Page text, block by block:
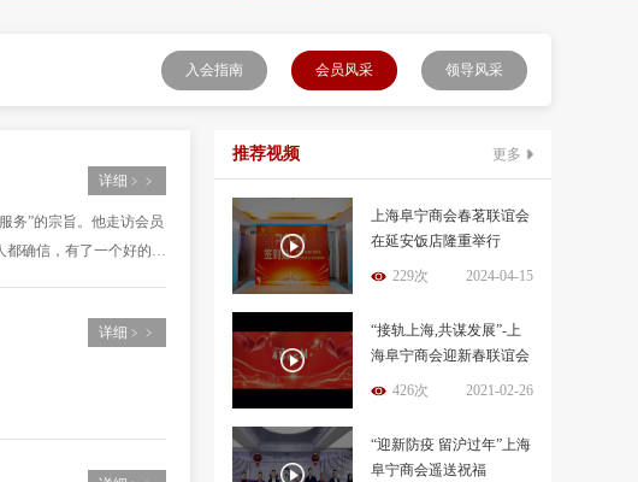
入会指南 会员风采 领导风采
详细﹥﹥
务”的宗旨。他走访会员
都确信，有了一个好的商
详细﹥﹥
推荐视频 更多
上海阜宁商会春茗联谊会
在延安饭店隆重举行
229次 2024-04-15
“接轨上海,共谋发展”-上
海阜宁商会迎新春联谊会
426次 2021-02-26
“迎新防疫 留沪过年”上海
阜宁商会遥送祝福